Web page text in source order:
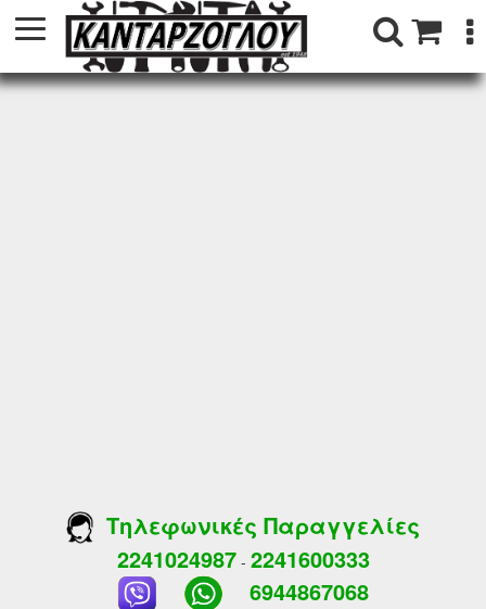
Τηλεφωνικές Παραγγελίες
2241024987- 2241600333
6944867068